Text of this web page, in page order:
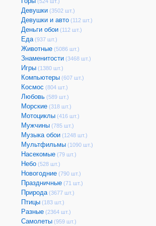
Девушки (3502 шт.)
Девушки и авто (112 шт.)
Деньги обои (112 шт.)
Еда (937 шт.)
Животные (5086 шт.)
Знаменитости (3468 шт.)
Игры (1380 шт.)
Компьютеры (607 шт.)
Космос (804 шт.)
Любовь (589 шт.)
Морские (318 шт.)
Мотоциклы (416 шт.)
Мужчины (785 шт.)
Музыка обои (1248 шт.)
Мультфильмы (1090 шт.)
Насекомые (79 шт.)
Небо (528 шт.)
Новогодние (790 шт.)
Праздничные (71 шт.)
Природа (3677 шт.)
Птицы (183 шт.)
Разные (2364 шт.)
Самолеты (959 шт.)